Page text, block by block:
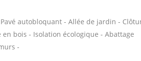
autobloquant - Allée de jardin -
bois - Isolation écologique - Abattage
-